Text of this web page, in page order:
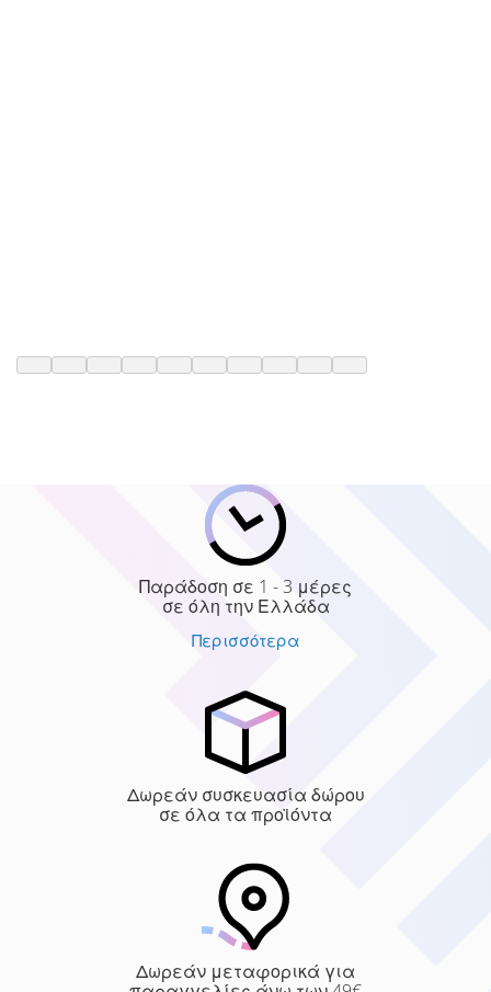
Παράδοση σε 1 - 3 μέρες
σε όλη την Ελλάδα
Περισσότερα
Δωρεάν συσκευασία δώρου
σε όλα τα προϊόντα
Δωρεάν μεταφορικά για